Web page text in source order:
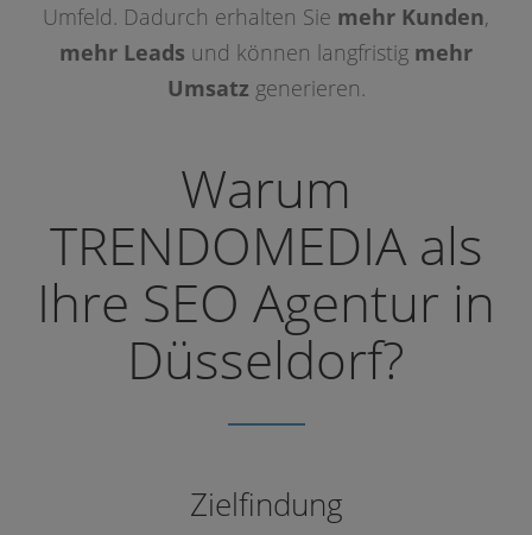
Umfeld. Dadurch erhalten Sie mehr Kunden,
mehr Leads und können langfristig mehr
Umsatz generieren.
Warum
TRENDOMEDIA als
Ihre SEO Agentur in
Düsseldorf?
Zielfindung